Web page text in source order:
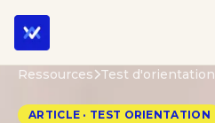
Ressources Test d'orientation
ARTICLE · TEST ORIENTATION